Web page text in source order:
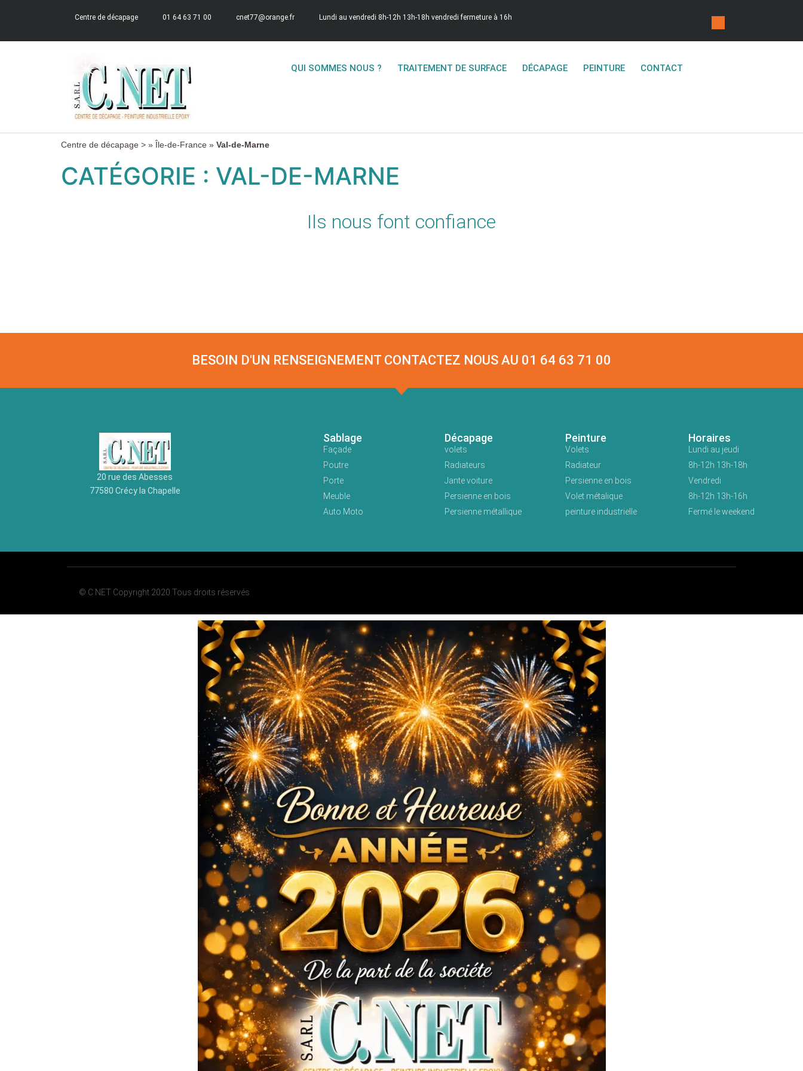
Centre de décapage 01 64 63 71 00 cnet77@orange.fr Lundi au vendredi 8h-12h 13h-18h vendredi fermeture à 16h
QUI SOMMES NOUS ? TRAITEMENT DE SURFACE DÉCAPAGE PEINTURE CONTACT
Centre de décapage > » Île-de-France » Val-de-Marne
CATÉGORIE : VAL-DE-MARNE
Ils nous font confiance
BESOIN D'UN RENSEIGNEMENT CONTACTEZ NOUS AU 01 64 63 71 00
20 rue des Abesses
77580 Crécy la Chapelle
Sablage
Façade
Poutre
Porte
Meuble
Auto Moto
Décapage
volets
Radiateurs
Jante voiture
Persienne en bois
Persienne métallique
Peinture
Volets
Radiateur
Persienne en bois
Volet métalique
peinture industrielle
Horaires
Lundi au jeudi
8h-12h 13h-18h
Vendredi
8h-12h 13h-16h
Fermé le weekend
© C NET Copyright 2020 Tous droits réservés